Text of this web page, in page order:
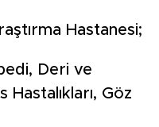
Hastanesi;
Deri ve
Hastalıkları, Göz